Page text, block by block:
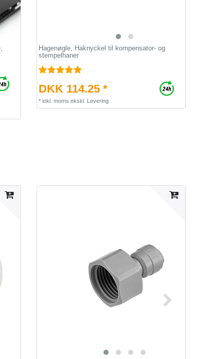
Hagenøgle, Haknyckel til kompensator- og
stempelhaner
DKK 114.25 *
* inkl. moms ekskl. Levering